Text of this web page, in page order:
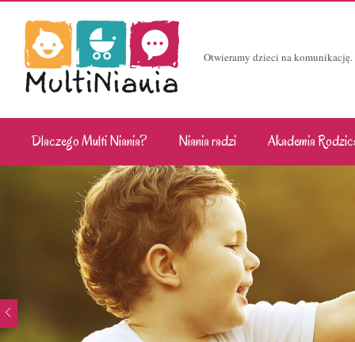
Otwieramy dzieci na
Dlaczego Multi Niania? Niania radzi Akademia